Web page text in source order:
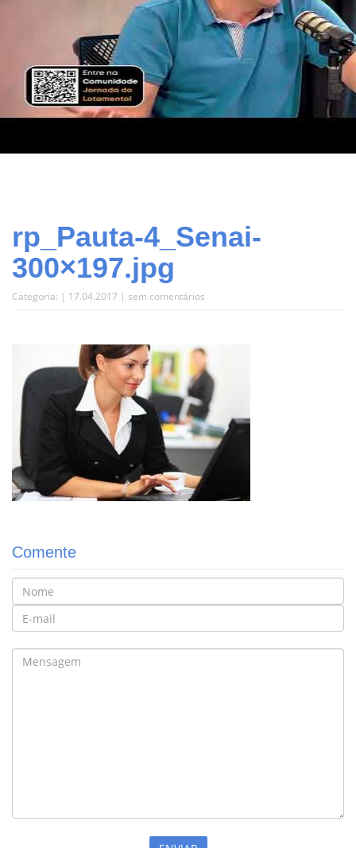
rp_Pauta-4_Senai-
300×197.jpg
Categoria: | 17.04.2017 | sem comentários
Comente